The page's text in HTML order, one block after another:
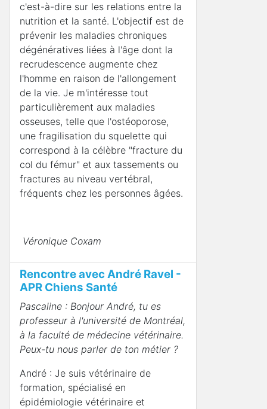
c'est-à-dire sur les relations entre la
nutrition et la santé. L'objectif est de
prévenir les maladies chroniques
dégénératives liées à l'âge dont la
recrudescence augmente chez
l'homme en raison de l'allongement
de la vie. Je m'intéresse tout
particulièrement aux maladies
osseuses, telle que l'ostéoporose,
une fragilisation du squelette qui
correspond à la célèbre "fracture du
col du fémur" et aux tassements ou
fractures au niveau vertébral,
fréquents chez les personnes âgées.
Véronique Coxam
Rencontre avec André Ravel -
APR Chiens Santé
Pascaline : Bonjour André, tu es
professeur à l'université de Montréal,
à la faculté de médecine vétérinaire.
Peux-tu nous parler de ton métier ?
André : Je suis vétérinaire de
formation, spécialisé en
épidémiologie vétérinaire et